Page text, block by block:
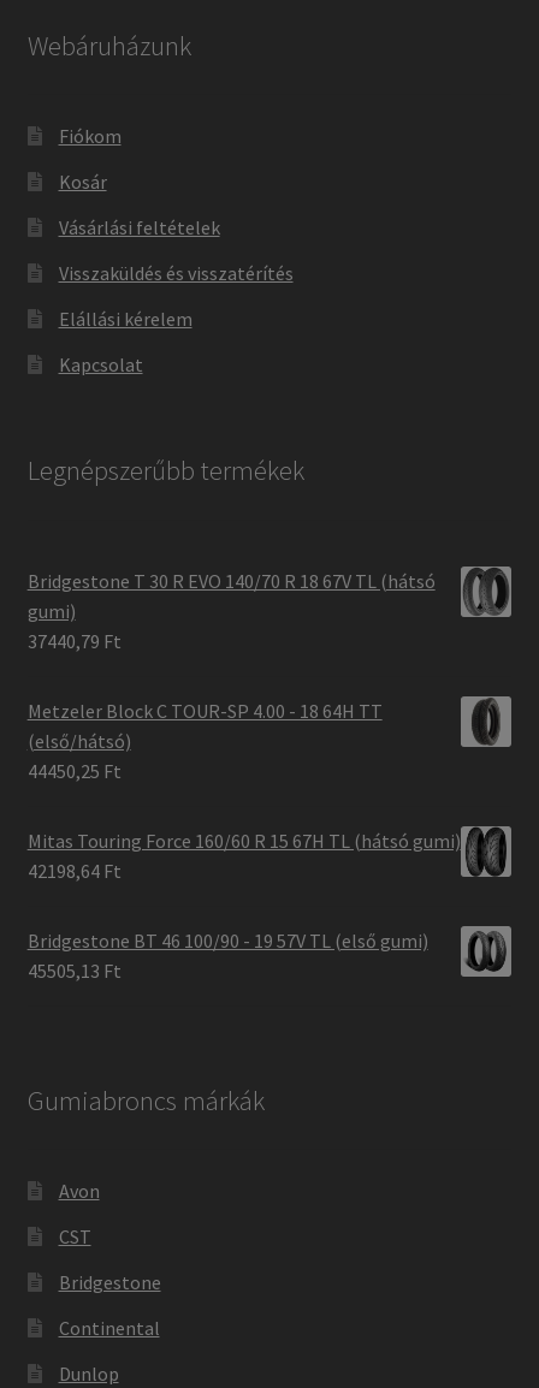
Webáruházunk
Fiókom
Kosár
Vásárlási feltételek
Visszaküldés és visszatérítés
Elállási kérelem
Kapcsolat
Legnépszerűbb termékek
Bridgestone T 30 R EVO 140/70 R 18 67V TL (hátsó
gumi)
37440,79 Ft
Metzeler Block C TOUR-SP 4.00 - 18 64H TT
(első/hátsó)
44450,25 Ft
Mitas Touring Force 160/60 R 15 67H TL (hátsó gumi)
42198,64 Ft
Bridgestone BT 46 100/90 - 19 57V TL (első gumi)
45505,13 Ft
Gumiabroncs márkák
Avon
CST
Bridgestone
Continental
Dunlop